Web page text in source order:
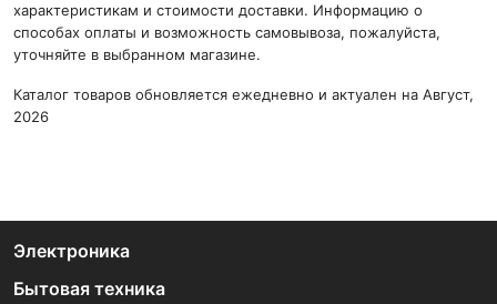
характеристикам и стоимости доставки. Информацию о
способах оплаты и возможность самовывоза, пожалуйста,
уточняйте в выбранном магазине.
Каталог товаров обновляется ежедневно и актуален на Август,
2026
Электроника
Бытовая техника